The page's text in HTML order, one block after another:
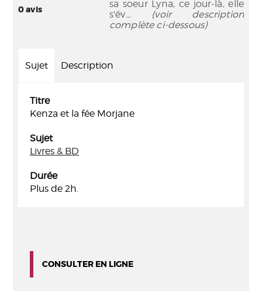
0avis
sa soeur Lyna, ce jour-là, elle
s'év... (voir description
complète ci-dessous)
Sujet Description
Titre
Kenza et la fée Morjane
Sujet
Livres & BD
Durée
Plus de 2h.
CONSULTER EN LIGNE